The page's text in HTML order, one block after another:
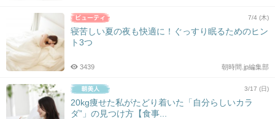
7/4 (木)
寝苦しい夏の夜も快適に！ぐっすり眠るためのヒン
ト3つ
朝時間.jp編集部
3439
3/17 (日)
20kg痩せた私がたどり着いた「自分らしいカラ
ダ”」の見つけ方【食事...